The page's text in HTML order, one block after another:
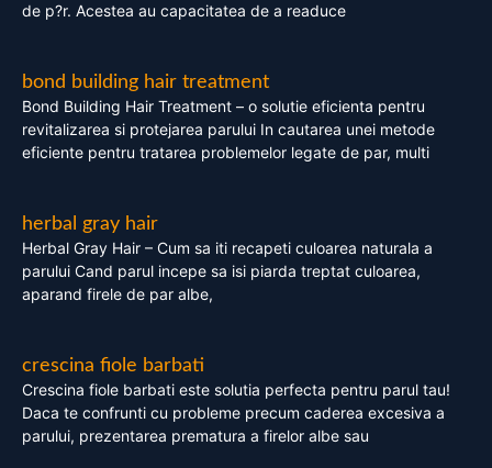
de p?r. Acestea au capacitatea de a readuce
bond building hair treatment
Bond Building Hair Treatment – o solutie eficienta pentru
revitalizarea si protejarea parului In cautarea unei metode
eficiente pentru tratarea problemelor legate de par, multi
herbal gray hair
Herbal Gray Hair – Cum sa iti recapeti culoarea naturala a
parului Cand parul incepe sa isi piarda treptat culoarea,
aparand firele de par albe,
crescina fiole barbati
Crescina fiole barbati este solutia perfecta pentru parul tau!
Daca te confrunti cu probleme precum caderea excesiva a
parului, prezentarea prematura a firelor albe sau